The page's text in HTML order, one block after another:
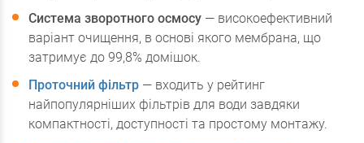
Система зворотного осмосу — високоефективний
варіант очищення, в основі якого мембрана, що
затримує до 99,8% домішок.
Проточний фільтр — входить у рейтинг
найпопулярніших фільтрів для води завдяки
компактності, доступності та простому монтажу.